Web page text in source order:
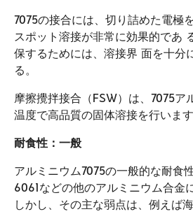
7075の接合には、切り詰めた電極
スポット溶接が非常に効果的であ
保するためには、溶接界 面を十分
る。
摩擦攪拌接合（FSW）は、7075ア
温度で高品質の固体溶接を行います
耐食性：一般
アルミニウム7075の一般的な耐食
6061などの他のアルミニウム合金
しかし、その主な弱点は、例えば